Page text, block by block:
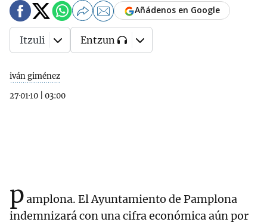
iván giménez
27·01·10
03:00
Añádenos en Google
Itzuli Entzun
pamplona. El Ayuntamiento de Pamplona
indemnizará con una cifra económica aún por